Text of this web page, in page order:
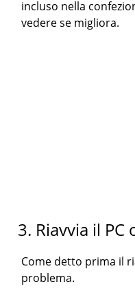
incluso nella
vedere se migliora.
3. Riavvia il
Come detto prima il
problema.